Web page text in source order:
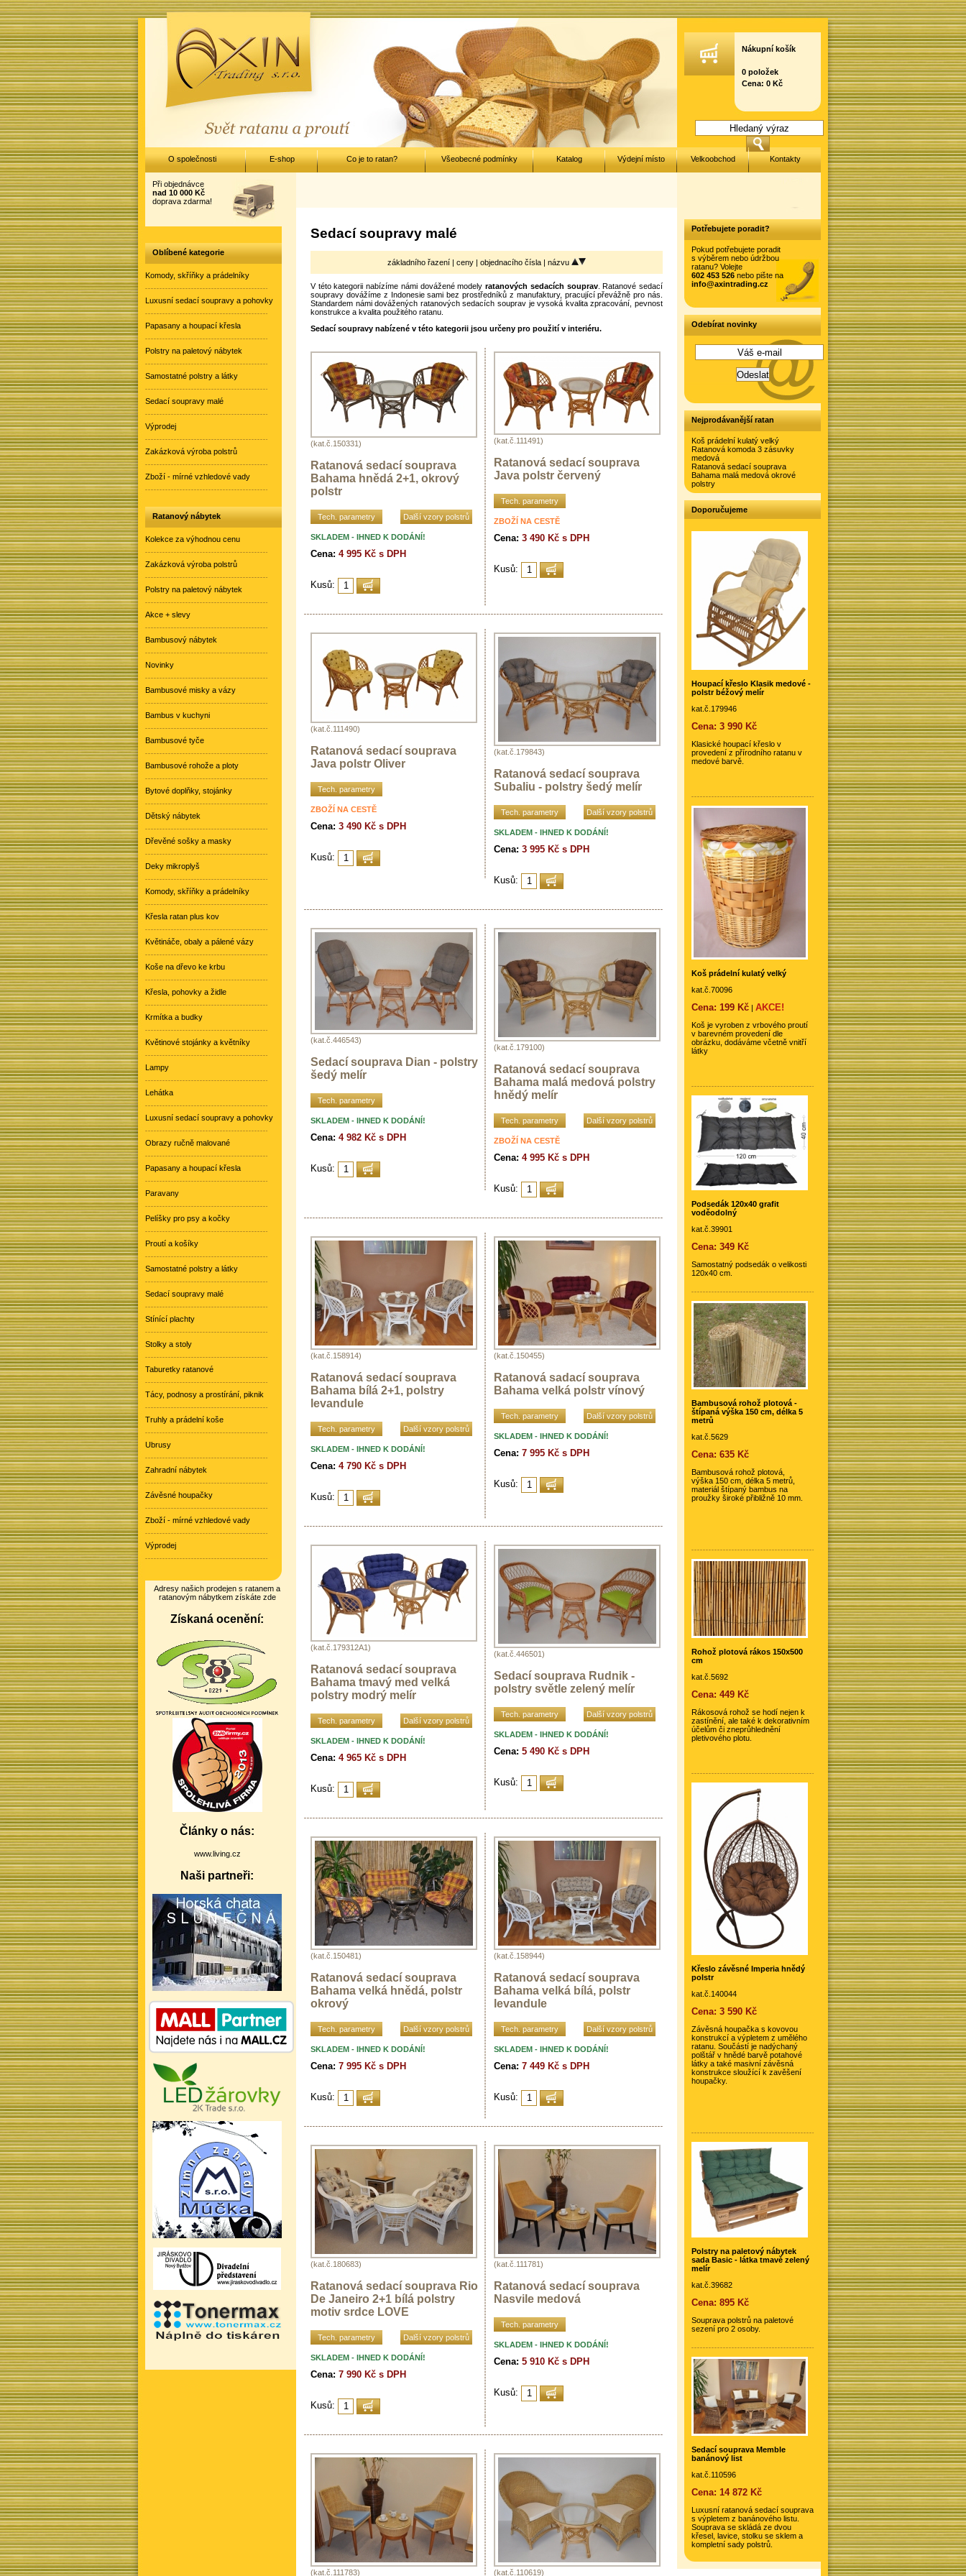
Sedací soupravy malé
základního řazení | ceny | objednacího čísla | názvu
V této kategorii nabízíme námi dovážené modelyratanových sedacích souprav. Ratanové sedací
soupravy dovážíme z Indonesie sami bez prostředníků z manufaktury, pracující převážně pro nás.
Standardem námi dovážených ratanových sedacích souprav je vysoká kvalita zpracování, pevnost
konstrukce a kvalita použitého ratanu.
Sedací soupravy nabízené v této kategorii jsou určeny pro použití v interiéru.
(kat.č.150331)
Ratanová sedací souprava
Bahama hnědá 2+1, okrový
polstr
Tech. parametry Další vzory polstrů
SKLADEM - IHNED K DODÁNÍ!
Cena: 4 995 Kč s DPH
Kusů:
(kat.č.111491)
Ratanová sedací souprava
Java polstr červený
Tech. parametry
ZBOŽÍ NA CESTĚ
Cena: 3 490 Kč s DPH
Kusů:
(kat.č.111490)
Ratanová sedací souprava
Java polstr Oliver
Tech. parametry
ZBOŽÍ NA CESTĚ
Cena: 3 490 Kč s DPH
Kusů:
(kat.č.179843)
Ratanová sedací souprava
Subaliu - polstry šedý melír
Tech. parametry Další vzory polstrů
SKLADEM - IHNED K DODÁNÍ!
Cena: 3 995 Kč s DPH
Kusů:
(kat.č.446543)
Sedací souprava Dian - polstry
šedý melír
Tech. parametry
SKLADEM - IHNED K DODÁNÍ!
Cena: 4 982 Kč s DPH
Kusů:
(kat.č.179100)
Ratanová sedací souprava
Bahama malá medová polstry
hnědý melír
Tech. parametry Další vzory polstrů
ZBOŽÍ NA CESTĚ
Cena: 4 995 Kč s DPH
Kusů:
(kat.č.158914)
Ratanová sedací souprava
Bahama bílá 2+1, polstry
levandule
Tech. parametry Další vzory polstrů
SKLADEM - IHNED K DODÁNÍ!
Cena: 4 790 Kč s DPH
Kusů:
(kat.č.150455)
Ratanová sadací souprava
Bahama velká polstr vínový
Tech. parametry Další vzory polstrů
SKLADEM - IHNED K DODÁNÍ!
Cena: 7 995 Kč s DPH
Kusů:
(kat.č.179312A1)
Ratanová sedací souprava
Bahama tmavý med velká
polstry modrý melír
Tech. parametry Další vzory polstrů
SKLADEM - IHNED K DODÁNÍ!
Cena: 4 965 Kč s DPH
Kusů:
(kat.č.446501)
Sedací souprava Rudnik -
polstry světle zelený melír
Tech. parametry Další vzory polstrů
SKLADEM - IHNED K DODÁNÍ!
Cena: 5 490 Kč s DPH
Kusů:
(kat.č.150481)
Ratanová sedací souprava
Bahama velká hnědá, polstr
okrový
Tech. parametry Další vzory polstrů
SKLADEM - IHNED K DODÁNÍ!
Cena: 7 995 Kč s DPH
Kusů:
(kat.č.158944)
Ratanová sedací souprava
Bahama velká bílá, polstr
levandule
Tech. parametry Další vzory polstrů
SKLADEM - IHNED K DODÁNÍ!
Cena: 7 449 Kč s DPH
Kusů:
(kat.č.180683)
Ratanová sedací souprava Rio
De Janeiro 2+1 bílá polstry
motiv srdce LOVE
Tech. parametry Další vzory polstrů
SKLADEM - IHNED K DODÁNÍ!
Cena: 7 990 Kč s DPH
Kusů:
(kat.č.111781)
Ratanová sedací souprava
Nasvile medová
Tech. parametry
SKLADEM - IHNED K DODÁNÍ!
Cena: 5 910 Kč s DPH
Kusů:
(kat.č.111783) (kat.č.110619)
Potřebujete poradit?
Pokud potřebujete poradit
s výběrem nebo údržbou
ratanu? Volejte
602 453 526 nebo pište na
info@axintrading.cz
Odebírat novinky
Nejprodávanější ratan
Koš prádelní kulatý velký
Ratanová komoda 3 zásuvky
medová
Ratanová sedací souprava
Bahama malá medová okrové
polstry
Doporučujeme
Houpací křeslo Klasik medové -
polstr béžový melír
kat.č.179946
Cena: 3 990 Kč
Klasické houpací křeslo v
provedení z přírodního ratanu v
medové barvě.
Koš prádelní kulatý velký
kat.č.70096
Cena: 199 Kč | AKCE!
Koš je vyroben z vrbového proutí
v barevném provedení dle
obrázku, dodáváme včetně vnitří
látky
Podsedák 120x40 grafit
voděodolný
kat.č.39901
Cena: 349 Kč
Samostatný podsedák o velikosti
120x40 cm.
Bambusová rohož plotová -
štípaná výška 150 cm, délka 5
metrů
kat.č.5629
Cena: 635 Kč
Bambusová rohož plotová,
výška 150 cm, délka 5 metrů,
materiál štípaný bambus na
proužky široké přibližně 10 mm.
Rohož plotová rákos 150x500
cm
kat.č.5692
Cena: 449 Kč
Rákosová rohož se hodí nejen k
zastínění, ale také k dekorativním
účelům či zneprůhlednění
pletivového plotu.
Křeslo závěsné Imperia hnědý
polstr
kat.č.140044
Cena: 3 590 Kč
Závěsná houpačka s kovovou
konstrukcí a výpletem z umělého
ratanu. Součástí je nadýchaný
polštář v hnědé barvě potahové
látky a také masivní závěsná
konstrukce sloužící k zavěšení
houpačky.
Polstry na paletový nábytek
sada Basic - látka tmavě zelený
melír
kat.č.39682
Cena: 895 Kč
Souprava polstrů na paletové
sezení pro 2 osoby.
Sedací souprava Memble
banánový list
kat.č.110596
Cena: 14 872 Kč
Luxusní ratanová sedací souprava
s výpletem z banánového listu.
Souprava se skládá ze dvou
křesel, lavice, stolku se sklem a
kompletní sady polstrů.
Při objednávce
nad 10 000 Kč
doprava zdarma!
Oblíbené kategorie
Komody, skříňky a prádelníky
Luxusní sedací soupravy a pohovky
Papasany a houpací křesla
Polstry na paletový nábytek
Samostatné polstry a látky
Sedací soupravy malé
Výprodej
Zakázková výroba polstrů
Zboží - mírné vzhledové vady
Ratanový nábytek
Kolekce za výhodnou cenu
Zakázková výroba polstrů
Polstry na paletový nábytek
Akce + slevy
Bambusový nábytek
Novinky
Bambusové misky a vázy
Bambus v kuchyni
Bambusové tyče
Bambusové rohože a ploty
Bytové doplňky, stojánky
Dětský nábytek
Dřevěné sošky a masky
Deky mikroplyš
Komody, skříňky a prádelníky
Křesla ratan plus kov
Květináče, obaly a pálené vázy
Koše na dřevo ke krbu
Křesla, pohovky a židle
Krmítka a budky
Květinové stojánky a květníky
Lampy
Lehátka
Luxusní sedací soupravy a pohovky
Obrazy ručně malované
Papasany a houpací křesla
Paravany
Pelíšky pro psy a kočky
Proutí a košíky
Samostatné polstry a látky
Sedací soupravy malé
Stínící plachty
Stolky a stoly
Taburetky ratanové
Tácy, podnosy a prostírání, piknik
Truhly a prádelní koše
Ubrusy
Zahradní nábytek
Závěsné houpačky
Zboží - mírné vzhledové vady
Výprodej
Adresy našich prodejen s ratanem a
ratanovým nábytkem získáte zde
Získaná ocenění:
Články o nás:
www.living.cz
Naši partneři:
Nákupní košík
0 položek
Cena: 0 Kč
O společnosti E-shop Co je to ratan? Všeobecné podmínky Katalog Výdejní místo Velkoobchod Kontakty